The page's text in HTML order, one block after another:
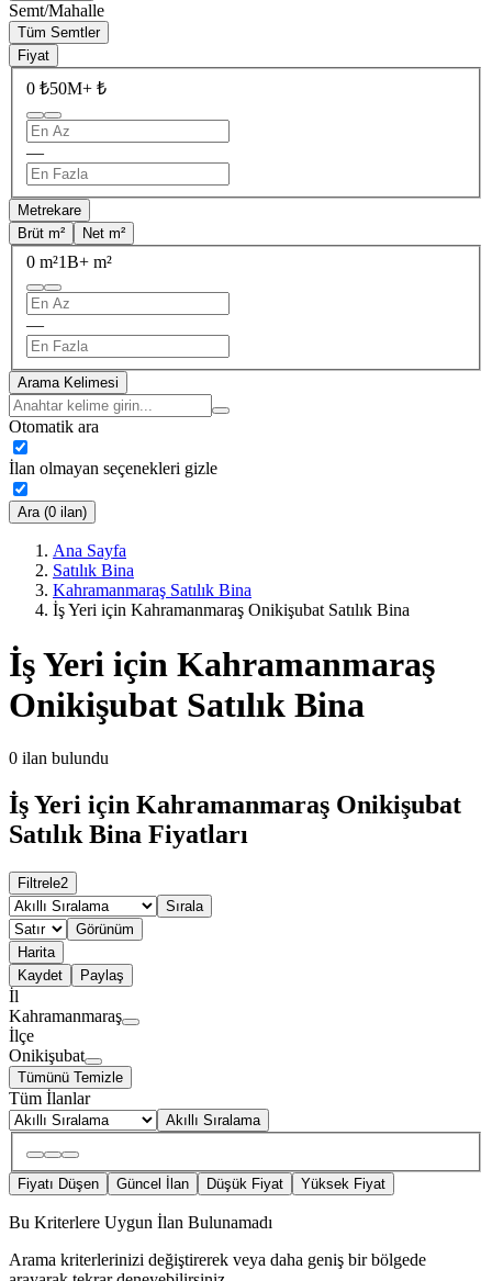
Semt/Mahalle
Tüm Semtler
Fiyat
0 ₺50M+ ₺
—
Metrekare
Brüt m²
Net m²
0 m²1B+ m²
—
Arama Kelimesi
Otomatik ara
İlan olmayan seçenekleri gizle
Ara (0 ilan)
Ana Sayfa
Satılık Bina
Kahramanmaraş Satılık Bina
İş Yeri için Kahramanmaraş Onikişubat Satılık Bina
İş Yeri için Kahramanmaraş
Onikişubat Satılık Bina
0 ilan bulundu
İş Yeri için Kahramanmaraş Onikişubat
Satılık Bina Fiyatları
Filtrele2
Sırala
Görünüm
Harita
Kaydet
Paylaş
İl
Kahramanmaraş
İlçe
Onikişubat
Tümünü Temizle
Tüm İlanlar
Akıllı Sıralama
Fiyatı Düşen Güncel İlan Düşük Fiyat Yüksek Fiyat
Bu Kriterlere Uygun İlan Bulunamadı
Arama kriterlerinizi değiştirerek veya daha geniş bir bölgede